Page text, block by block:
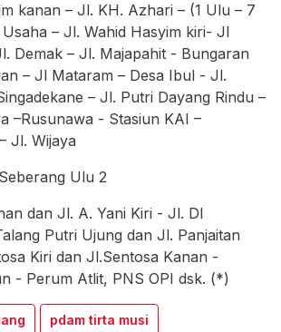
kanan – Jl. KH. Azhari – (1 Ulu – 7
– Jl. Wahid Hasyim kiri- Jl
Demak – Jl. Majapahit - Bungaran
– Jl Mataram – Desa Ibul - Jl.
– Jl. Putri Dayang Rindu –
–Rusunawa - Stasiun KAI –
Jl. Wijaya
Ulu 2
dan Jl. A. Yani Kiri - Jl. DI
Putri Ujung dan Jl. Panjaitan
Kiri dan Jl.Sentosa Kanan -
- Perum Atlit, PNS OPI dsk. (*)
pdam tirta musi